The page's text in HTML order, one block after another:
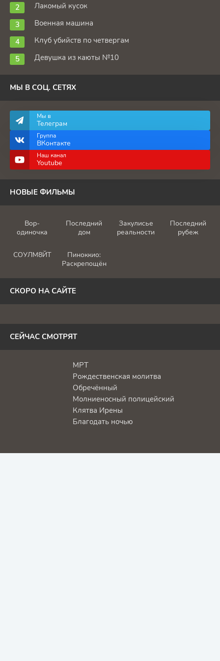
Лакомый кусок
Военная машина
Клуб убийств по четвергам
Девушка из каюты №10
МЫ В СОЦ. СЕТЯХ
Мы в
Телеграм
Группа
ВКонтакте
Наш канал
Youtube
НОВЫЕ ФИЛЬМЫ
Вор-
одиночка
Последний
дом
Закулисье
реальности
Последний
рубеж
СОУЛМ8ЙТ
Пиноккио:
Раскрепощённый
СКОРО НА САЙТЕ
СЕЙЧАС СМОТРЯТ
МРТ
Рождественская молитва
Обречённый
Молниеносный полицейский
Клятва Ирены
Благодать ночью